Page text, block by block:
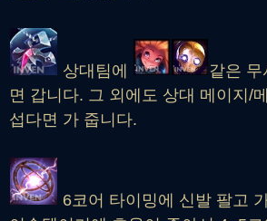
상대팀에
같은
면 갑니다. 그 외에도 상대 메이지/
섭다면 가 줍니다.
6코어 타이밍에 신발 팔고